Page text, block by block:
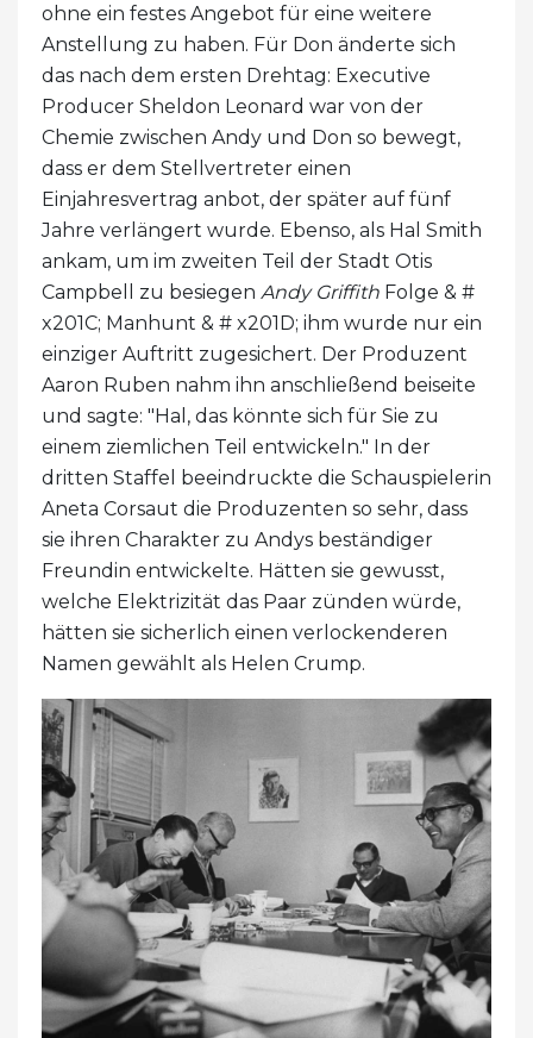
ohne ein festes Angebot für eine weitere
Anstellung zu haben. Für Don änderte sich
das nach dem ersten Drehtag: Executive
Producer Sheldon Leonard war von der
Chemie zwischen Andy und Don so bewegt,
dass er dem Stellvertreter einen
Einjahresvertrag anbot, der später auf fünf
Jahre verlängert wurde. Ebenso, als Hal Smith
ankam, um im zweiten Teil der Stadt Otis
Campbell zu besiegen Andy Griffith Folge & #
x201C; Manhunt & # x201D; ihm wurde nur ein
einziger Auftritt zugesichert. Der Produzent
Aaron Ruben nahm ihn anschließend beiseite
und sagte: "Hal, das könnte sich für Sie zu
einem ziemlichen Teil entwickeln." In der
dritten Staffel beeindruckte die Schauspielerin
Aneta Corsaut die Produzenten so sehr, dass
sie ihren Charakter zu Andys beständiger
Freundin entwickelte. Hätten sie gewusst,
welche Elektrizität das Paar zünden würde,
hätten sie sicherlich einen verlockenderen
Namen gewählt als Helen Crump.